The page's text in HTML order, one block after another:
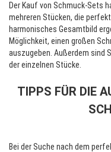
Der Kauf von Schmuck-Sets
mehreren Stücken, die
harmonisches Gesamtbild
Möglichkeit, einen großen
auszugeben. Außerdem sind
der einzelnen Stücke.
TIPPS FÜR DIE
Bei der Suche nach dem